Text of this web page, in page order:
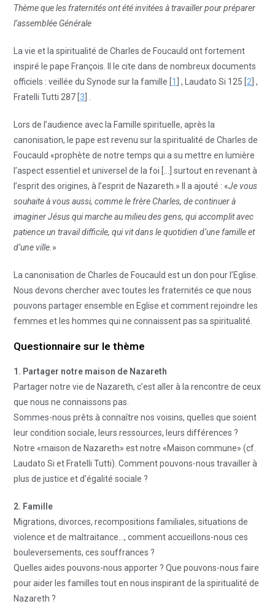
Thème que les fraternités ont été invitées à travailler pour préparer
l’assemblée Générale
La vie et la spiritualité de Charles de Foucauld ont fortement
inspiré le pape François. Il le cite dans de nombreux documents
officiels : veillée du Synode sur la famille [1] , Laudato Si 125 [2] ,
Fratelli Tutti 287 [3] .
Lors de l’audience avec la Famille spirituelle, après la
canonisation, le pape est revenu sur la spiritualité de Charles de
Foucauld «prophète de notre temps qui a su mettre en lumière
l’aspect essentiel et universel de la foi […] surtout en revenant à
l’esprit des origines, à l’esprit de Nazareth.» Il a ajouté : «Je vous
souhaite à vous aussi, comme le frère Charles, de continuer à
imaginer Jésus qui marche au milieu des gens, qui accomplit avec
patience un travail difficile, qui vit dans le quotidien d’une famille et
d’une ville. »
La canonisation de Charles de Foucauld est un don pour l’Eglise.
Nous devons chercher avec toutes les fraternités ce que nous
pouvons partager ensemble en Eglise et comment rejoindre les
femmes et les hommes qui ne connaissent pas sa spiritualité.
Questionnaire sur le thème
1. Partager notre maison de Nazareth
Partager notre vie de Nazareth, c’est aller à la rencontre de ceux
que nous ne connaissons pas.
Sommes-nous prêts à connaître nos voisins, quelles que soient
leur condition sociale, leurs ressources, leurs différences ?
Notre «maison de Nazareth» est notre «Maison commune» (cf.
Laudato Si et Fratelli Tutti). Comment pouvons-nous travailler à
plus de justice et d’égalité sociale ?
2. Famille
Migrations, divorces, recompositions familiales, situations de
violence et de maltraitance…, comment accueillons-nous ces
bouleversements, ces souffrances ?
Quelles aides pouvons-nous apporter ? Que pouvons-nous faire
pour aider les familles tout en nous inspirant de la spiritualité de
Nazareth ?